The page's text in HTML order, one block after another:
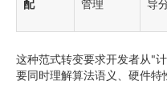
配
管理
导
这种范式转变要求开发者从"
要同时理解算法语义、硬件特